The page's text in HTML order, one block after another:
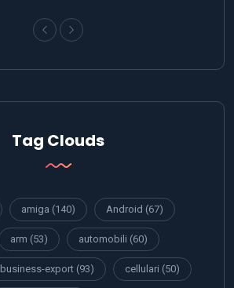
Tag Clouds
amiga (140) Android (67)
arm (53) automobili (60)
business-export (93) cellulari (50)